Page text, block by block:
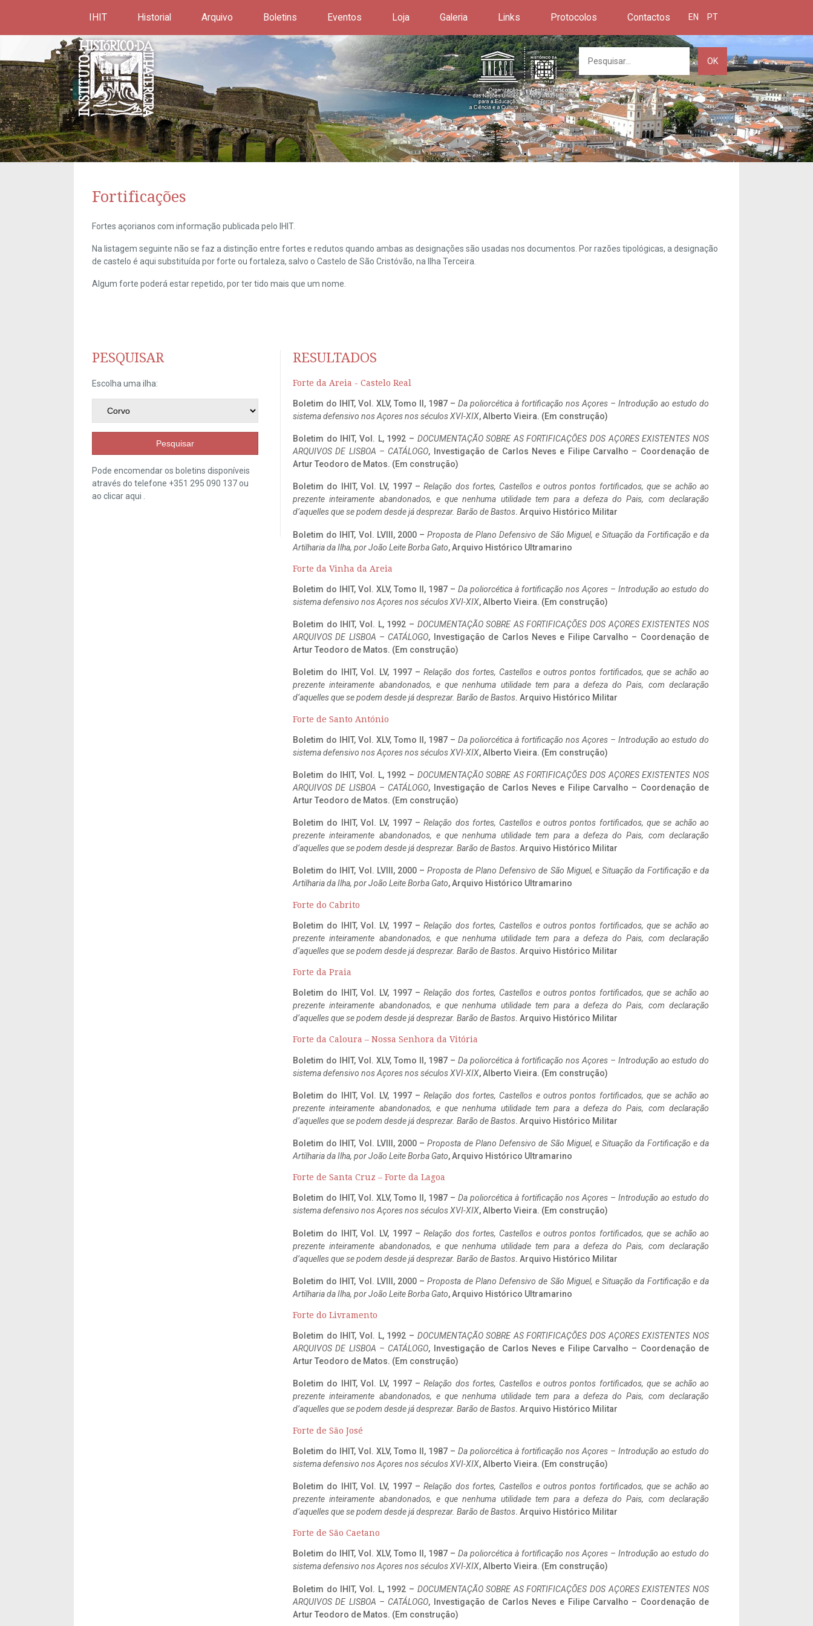
IHIT Historial Arquivo Boletins Eventos Loja Galeria Links Protocolos Contactos EN PT
OK
Fortificações
Fortes açorianos com informação publicada pelo IHIT.
Na listagem seguinte não se faz a distinção entre fortes e redutos quando ambas as designações são usadas nos documentos. Por razões tipológicas, a designação
de castelo é aqui substituída por forte ou fortaleza, salvo o Castelo de São Cristóvão, na Ilha Terceira.
Algum forte poderá estar repetido, por ter tido mais que um nome.
PESQUISAR
Escolha uma ilha:
Pesquisar
Pode encomendar os boletins disponíveis
através do telefone +351 295 090 137 ou
ao clicaraqui
RESULTADOS
Forte da Areia - Castelo Real
Boletim do IHIT, Vol. XLV, Tomo II, 1987 – Da poliorcética à fortificação nos Açores – Introdução ao estudo do
sistema defensivo nos Açores nos séculos XVI-XIX, Alberto Vieira. (Em construção)
Boletim do IHIT, Vol. L, 1992 – DOCUMENTAÇÃO SOBRE AS FORTIFICAÇÕES DOS AÇORES EXISTENTES NOS
ARQUIVOS DE LISBOA – CATÁLOGO, Investigação de Carlos Neves e Filipe Carvalho – Coordenação de
Artur Teodoro de Matos. (Em construção)
Boletim do IHIT, Vol. LV, 1997 –Relação dos fortes, Castellos e outros pontos fortificados, que se achão ao
prezente inteiramente abandonados, e que nenhuma utilidade tem para a defeza do Pais, com declaração
d’aquelles que se podem desde já desprezar. Barão de Bastos. Arquivo Histórico Militar
Boletim do IHIT, Vol. LVIII, 2000 –Proposta de Plano Defensivo de São Miguel, e Situação da Fortificação e da
Artilharia da Ilha, por João Leite Borba Gato, Arquivo Histórico Ultramarino
Forte da Vinha da Areia
Boletim do IHIT, Vol. XLV, Tomo II, 1987 – Da poliorcética à fortificação nos Açores – Introdução ao estudo do
sistema defensivo nos Açores nos séculos XVI-XIX, Alberto Vieira. (Em construção)
Boletim do IHIT, Vol. L, 1992 – DOCUMENTAÇÃO SOBRE AS FORTIFICAÇÕES DOS AÇORES EXISTENTES NOS
ARQUIVOS DE LISBOA – CATÁLOGO, Investigação de Carlos Neves e Filipe Carvalho – Coordenação de
Artur Teodoro de Matos. (Em construção)
Boletim do IHIT, Vol. LV, 1997 –Relação dos fortes, Castellos e outros pontos fortificados, que se achão ao
prezente inteiramente abandonados, e que nenhuma utilidade tem para a defeza do Pais, com declaração
d’aquelles que se podem desde já desprezar. Barão de Bastos. Arquivo Histórico Militar
Forte de Santo António
Boletim do IHIT, Vol. XLV, Tomo II, 1987 – Da poliorcética à fortificação nos Açores – Introdução ao estudo do
sistema defensivo nos Açores nos séculos XVI-XIX, Alberto Vieira. (Em construção)
Boletim do IHIT, Vol. L, 1992 – DOCUMENTAÇÃO SOBRE AS FORTIFICAÇÕES DOS AÇORES EXISTENTES NOS
ARQUIVOS DE LISBOA – CATÁLOGO, Investigação de Carlos Neves e Filipe Carvalho – Coordenação de
Artur Teodoro de Matos. (Em construção)
Boletim do IHIT, Vol. LV, 1997 –Relação dos fortes, Castellos e outros pontos fortificados, que se achão ao
prezente inteiramente abandonados, e que nenhuma utilidade tem para a defeza do Pais, com declaração
d’aquelles que se podem desde já desprezar. Barão de Bastos. Arquivo Histórico Militar
Boletim do IHIT, Vol. LVIII, 2000 –Proposta de Plano Defensivo de São Miguel, e Situação da Fortificação e da
Artilharia da Ilha, por João Leite Borba Gato, Arquivo Histórico Ultramarino
Forte do Cabrito
Boletim do IHIT, Vol. LV, 1997 –Relação dos fortes, Castellos e outros pontos fortificados, que se achão ao
prezente inteiramente abandonados, e que nenhuma utilidade tem para a defeza do Pais, com declaração
d’aquelles que se podem desde já desprezar. Barão de Bastos. Arquivo Histórico Militar
Forte da Praia
Boletim do IHIT, Vol. LV, 1997 –Relação dos fortes, Castellos e outros pontos fortificados, que se achão ao
prezente inteiramente abandonados, e que nenhuma utilidade tem para a defeza do Pais, com declaração
d’aquelles que se podem desde já desprezar. Barão de Bastos. Arquivo Histórico Militar
Forte da Caloura – Nossa Senhora da Vitória
Boletim do IHIT, Vol. XLV, Tomo II, 1987 – Da poliorcética à fortificação nos Açores – Introdução ao estudo do
sistema defensivo nos Açores nos séculos XVI-XIX, Alberto Vieira. (Em construção)
Boletim do IHIT, Vol. LV, 1997 –Relação dos fortes, Castellos e outros pontos fortificados, que se achão ao
prezente inteiramente abandonados, e que nenhuma utilidade tem para a defeza do Pais, com declaração
d’aquelles que se podem desde já desprezar. Barão de Bastos. Arquivo Histórico Militar
Boletim do IHIT, Vol. LVIII, 2000 –Proposta de Plano Defensivo de São Miguel, e Situação da Fortificação e da
Artilharia da Ilha, por João Leite Borba Gato, Arquivo Histórico Ultramarino
Forte de Santa Cruz – Forte da Lagoa
Boletim do IHIT, Vol. XLV, Tomo II, 1987 – Da poliorcética à fortificação nos Açores – Introdução ao estudo do
sistema defensivo nos Açores nos séculos XVI-XIX, Alberto Vieira. (Em construção)
Boletim do IHIT, Vol. LV, 1997 –Relação dos fortes, Castellos e outros pontos fortificados, que se achão ao
prezente inteiramente abandonados, e que nenhuma utilidade tem para a defeza do Pais, com declaração
d’aquelles que se podem desde já desprezar. Barão de Bastos. Arquivo Histórico Militar
Boletim do IHIT, Vol. LVIII, 2000 –Proposta de Plano Defensivo de São Miguel, e Situação da Fortificação e da
Artilharia da Ilha, por João Leite Borba Gato, Arquivo Histórico Ultramarino
Forte do Livramento
Boletim do IHIT, Vol. L, 1992 – DOCUMENTAÇÃO SOBRE AS FORTIFICAÇÕES DOS AÇORES EXISTENTES NOS
ARQUIVOS DE LISBOA – CATÁLOGO, Investigação de Carlos Neves e Filipe Carvalho – Coordenação de
Artur Teodoro de Matos. (Em construção)
Boletim do IHIT, Vol. LV, 1997 –Relação dos fortes, Castellos e outros pontos fortificados, que se achão ao
prezente inteiramente abandonados, e que nenhuma utilidade tem para a defeza do Pais, com declaração
d’aquelles que se podem desde já desprezar. Barão de Bastos. Arquivo Histórico Militar
Forte de São José
Boletim do IHIT, Vol. XLV, Tomo II, 1987 – Da poliorcética à fortificação nos Açores – Introdução ao estudo do
sistema defensivo nos Açores nos séculos XVI-XIX, Alberto Vieira. (Em construção)
Boletim do IHIT, Vol. LV, 1997 –Relação dos fortes, Castellos e outros pontos fortificados, que se achão ao
prezente inteiramente abandonados, e que nenhuma utilidade tem para a defeza do Pais, com declaração
d’aquelles que se podem desde já desprezar. Barão de Bastos. Arquivo Histórico Militar
Forte de São Caetano
Boletim do IHIT, Vol. XLV, Tomo II, 1987 – Da poliorcética à fortificação nos Açores – Introdução ao estudo do
sistema defensivo nos Açores nos séculos XVI-XIX, Alberto Vieira. (Em construção)
Boletim do IHIT, Vol. L, 1992 – DOCUMENTAÇÃO SOBRE AS FORTIFICAÇÕES DOS AÇORES EXISTENTES NOS
ARQUIVOS DE LISBOA – CATÁLOGO, Investigação de Carlos Neves e Filipe Carvalho – Coordenação de
Artur Teodoro de Matos. (Em construção)